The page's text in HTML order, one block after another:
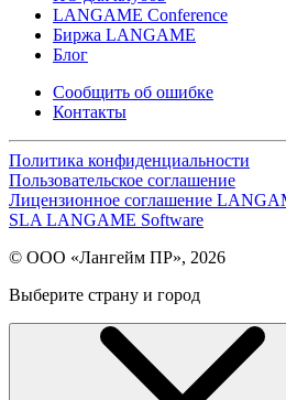
LANGAME Conference
Биржа LANGAME
Блог
Сообщить об ошибке
Контакты
Политика конфиденциальности
Пользовательское соглашение
Лицензионное соглашение
SLA LANGAME Software
© ООО «Лангейм ПР», 2026
Выберите страну и город